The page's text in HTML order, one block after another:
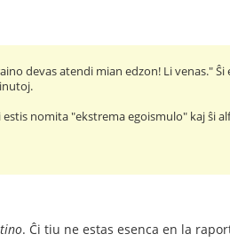
devas atendi mian edzon! Li venas."
nomita "ekstrema egoismulo" kaj ŝi
. Ĉi tiu ne estas esenca en la